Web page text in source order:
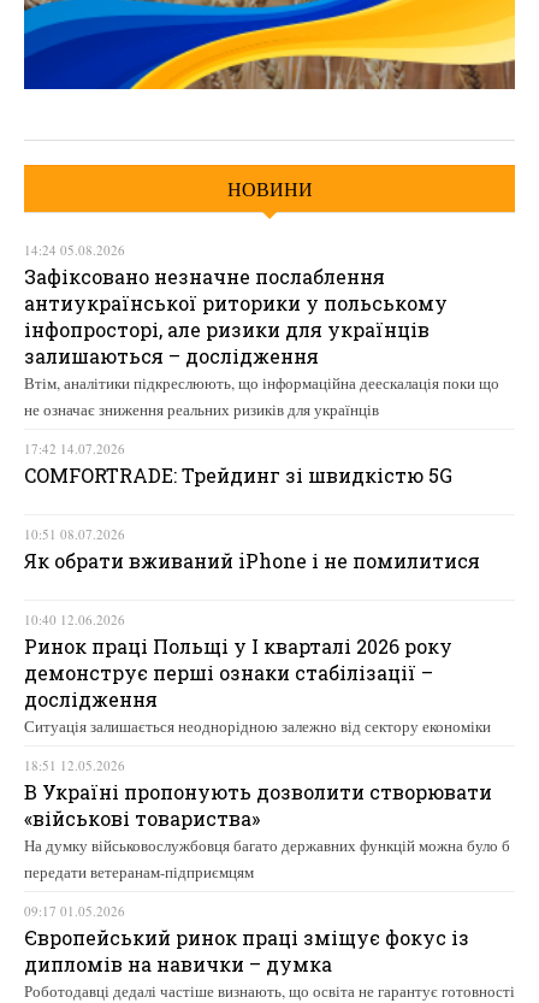
НОВИНИ
14:24 05.08.2026
Зафіксовано незначне послаблення
антиукраїнської риторики у польському
інфопросторі, але ризики для українців
залишаються – дослідження
Втім, аналітики підкреслюють, що інформаційна деескалація поки що
не означає зниження реальних ризиків для українців
17:42 14.07.2026
COMFORTRADE: Трейдинг зі швидкістю 5G
10:51 08.07.2026
Як обрати вживаний iPhone і не помилитися
10:40 12.06.2026
Ринок праці Польщі у І кварталі 2026 року
демонструє перші ознаки стабілізації –
дослідження
Ситуація залишається неоднорідною залежно від сектору економіки
18:51 12.05.2026
В Україні пропонують дозволити створювати
«військові товариства»
На думку військовослужбовця багато державних функцій можна було б
передати ветеранам-підприємцям
09:17 01.05.2026
Європейський ринок праці зміщує фокус із
дипломів на навички – думка
Роботодавці дедалі частіше визнають, що освіта не гарантує готовності